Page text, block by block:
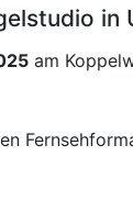
in
am